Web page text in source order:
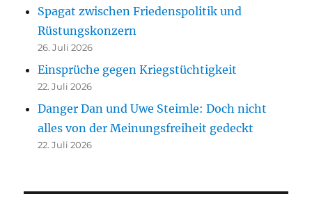
Spagat zwischen Friedenspolitik und
Rüstungskonzern
26. Juli 2026
Einsprüche gegen Kriegstüchtigkeit
22. Juli 2026
Danger Dan und Uwe Steimle: Doch nicht
alles von der Meinungsfreiheit gedeckt
22. Juli 2026